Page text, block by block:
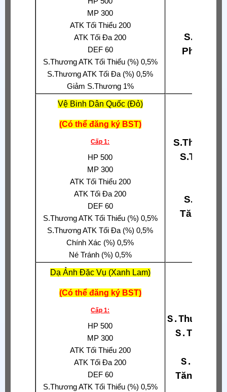
MP 300
ATK Tối Thiểu 200
ATK Tối Đa 200
DEF 60
S.Thương ATK Tối Thiểu (%) 0,5%
S.Thương ATK Tối Đa (%) 0,5%
Giảm S.Thương 1%
Phòng
Vệ Binh Dân Quốc (Đỏ)
(Có thể đăng ký BST)
Cấp 1:
HP 500
MP 300
ATK Tối Thiểu 200
ATK Tối Đa 200
DEF 60
S.Thương ATK Tối Thiểu (%) 0,5%
S.Thương ATK Tối Đa (%) 0,5%
Chính Xác (%) 0,5%
Né Tránh (%) 0,5%
S.Thương
Tăng
Dạ Ảnh Đặc Vụ (Xanh Lam)
(Có thể đăng ký BST)
Cấp 1:
HP 500
MP 300
ATK Tối Thiểu 200
ATK Tối Đa 200
DEF 60
S.Thương ATK Tối Thiểu (%) 0,5%
S.Thương
S.Thương
Tăng